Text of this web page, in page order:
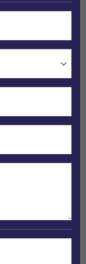
indícios de